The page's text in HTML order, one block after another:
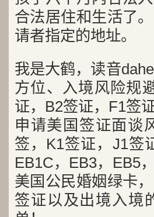
合法居住和生活了
请者指定的地址。
我是大鹤，读音
方位、入境风险规
证，B2签证，F1签
申请美国签证面谈
签，K1签证，J1签
EB1C，EB3，EB5
美国公民婚姻绿卡
签证以及出境入境